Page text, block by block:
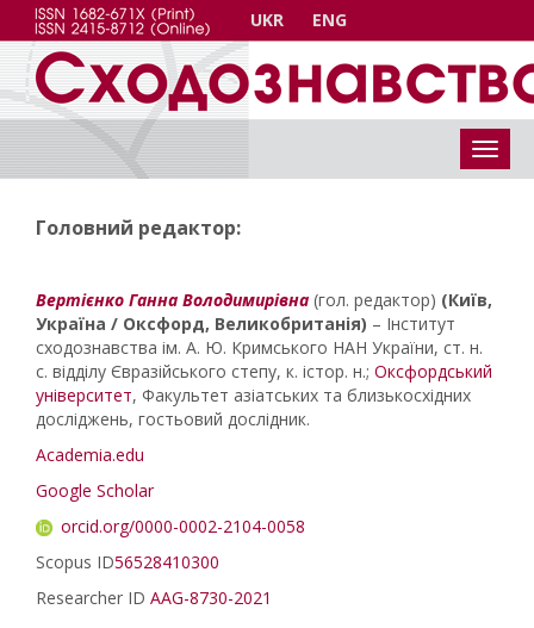
UKR ENG
Головний редактор:
Вертієнко Ганна Володимирівна (гол. редактор) (Київ,
Україна / Оксфорд, Великобританія) – Інститут
сходознавства ім. А. Ю. Кримського НАН України, ст. н.
с. відділу Євразійського степу, к. істор. н.; Оксфордський
університет, Факультет азіатських та близькосхідних
досліджень, гостьовий дослідник.
Academia.edu
Google Scholar
orcid.org/0000-0002-2104-0058
Scopus ID56528410300
Researcher ID AAG-8730-2021